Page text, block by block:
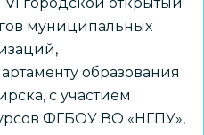
муниципальных
образования
c участием
ФГБОУ ВО «НГПУ»,